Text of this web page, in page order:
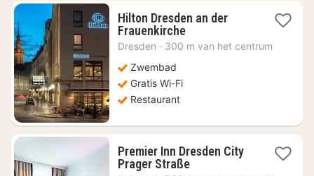
Hilton Dresden an der
Frauenkirche2
nachten
Dresden · 300 m van het centrum
Zwembad
Gratis Wi-Fi
Restaurant
Premier Inn Dresden City
Prager Straße1